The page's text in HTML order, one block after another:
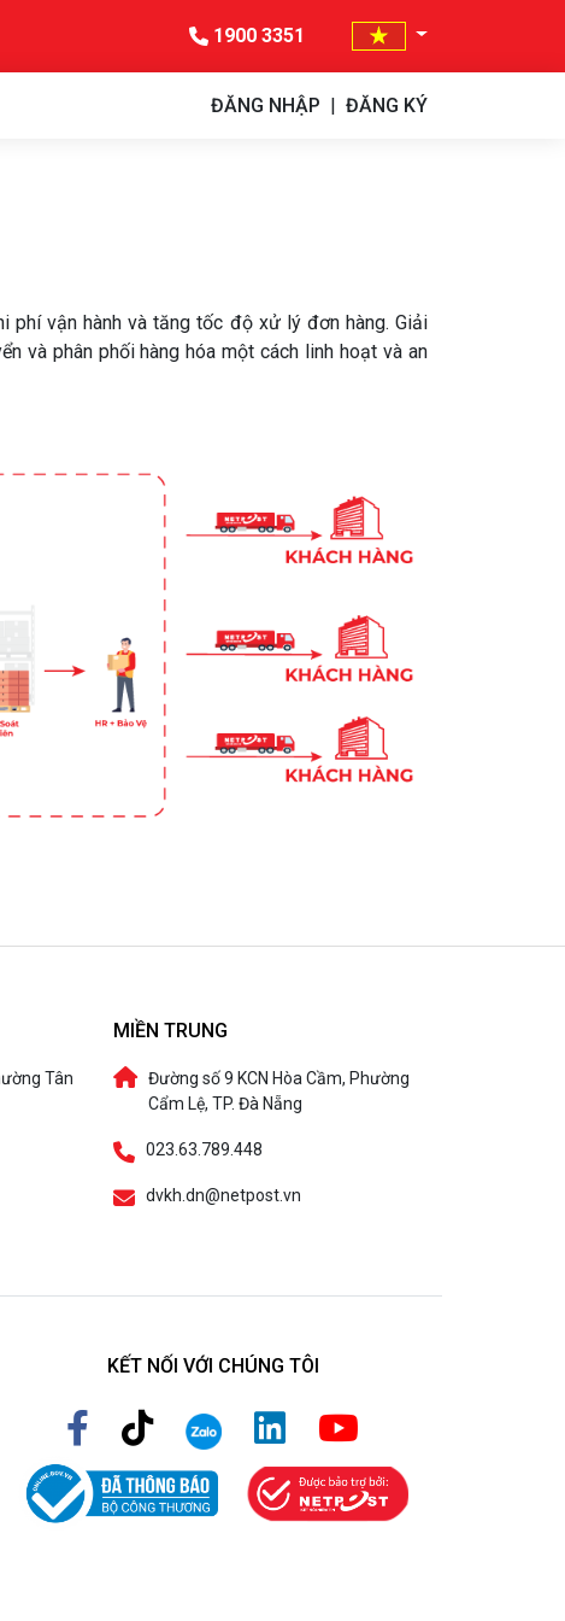
1900 3351
ĐĂNG NHẬP | ĐĂNG KÝ
phí vận hành và tăng tốc độ xử lý đơn hàng. Giải
và phân phối hàng hóa một cách linh hoạt và an
Tân
MIỀN TRUNG
Đường số 9 KCN Hòa Cầm, Phường
Cẩm Lệ, TP. Đà Nẵng
023.63.789.448
dvkh.dn@netpost.vn
KẾT NỐI VỚI CHÚNG TÔI